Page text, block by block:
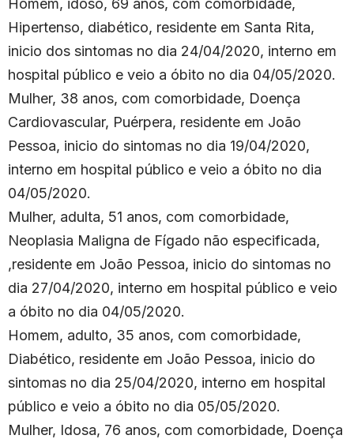
Homem, idoso, 69 anos, com comorbidade,
Hipertenso, diabético, residente em Santa Rita,
inicio dos sintomas no dia 24/04/2020, interno em
hospital público e veio a óbito no dia 04/05/2020.
Mulher, 38 anos, com comorbidade, Doença
Cardiovascular, Puérpera, residente em João
Pessoa, inicio do sintomas no dia 19/04/2020,
interno em hospital público e veio a óbito no dia
04/05/2020.
Mulher, adulta, 51 anos, com comorbidade,
Neoplasia Maligna de Fígado não especificada,
,residente em João Pessoa, inicio do sintomas no
dia 27/04/2020, interno em hospital público e veio
a óbito no dia 04/05/2020.
Homem, adulto, 35 anos, com comorbidade,
Diabético, residente em João Pessoa, inicio do
sintomas no dia 25/04/2020, interno em hospital
público e veio a óbito no dia 05/05/2020.
Mulher, Idosa, 76 anos, com comorbidade, Doença